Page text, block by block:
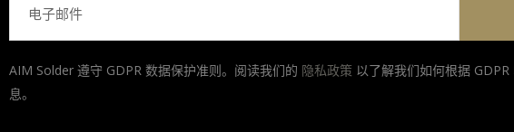
件
AIM Solder 遵守 GDPR 数据保护准则。阅读我们的 隐私政策 以了解我们如何根据
息。